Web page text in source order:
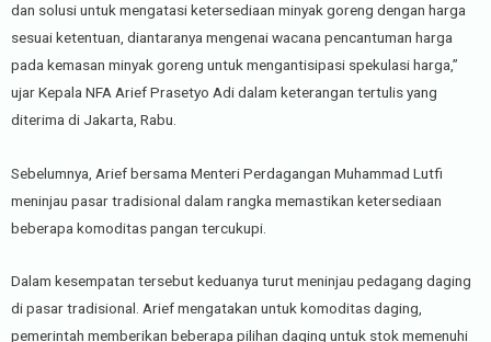
dan solusi untuk mengatasi ketersediaan minyak goreng dengan harga
sesuai ketentuan, diantaranya mengenai wacana pencantuman harga
pada kemasan minyak goreng untuk mengantisipasi spekulasi harga,”
ujar Kepala NFA Arief Prasetyo Adi dalam keterangan tertulis yang
diterima di Jakarta, Rabu.
Sebelumnya, Arief bersama Menteri Perdagangan Muhammad Lutfi
meninjau pasar tradisional dalam rangka memastikan ketersediaan
beberapa komoditas pangan tercukupi.
Dalam kesempatan tersebut keduanya turut meninjau pedagang daging
di pasar tradisional. Arief mengatakan untuk komoditas daging,
pemerintah memberikan beberapa pilihan daging untuk stok memenuhi